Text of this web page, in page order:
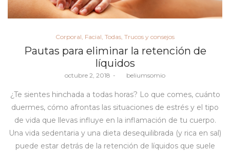
Posted
Corporal Facial Todas Trucos y consejos
Pautas para eliminar la retención de
líquidos
Posted
octubre 2, 2018 beliumsomio
¿Te sientes hinchada a todas horas? Lo que comes, cuánto
duermes, cómo afrontas las situaciones de estrés y el tipo
de vida que llevas influye en la inflamación de tu cuerpo.
Una vida sedentaria y una dieta desequilibrada (y rica en sal)
puede estar detrás de la retención de líquidos que suele